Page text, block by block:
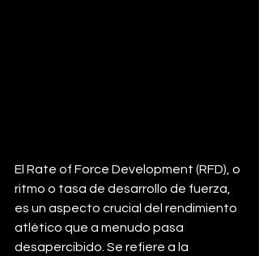
El Rate of Force Development (RFD), o
ritmo o tasa de desarrollo de fuerza,
es un aspecto crucial del rendimiento
atlético que a menudo pasa
desapercibido. Se refiere a la